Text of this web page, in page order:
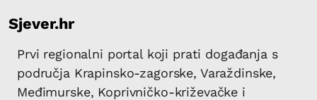
Sjever.hr
Prvi regionalni portal koji prati događanja s
područja Krapinsko-zagorske, Varaždinske,
Međimurske, Koprivničko-križevačke i